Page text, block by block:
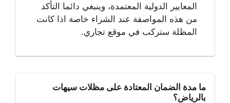
المعايير الدولية المعتمدة، وينبغي دائما التأكد
من هذه المواصفة عند الشراء خاصة اذا كانت
المظلة ستركب في موقع تجاري.
ما مدة الضمان المعتادة على مظلات سيهات
بالرياض؟